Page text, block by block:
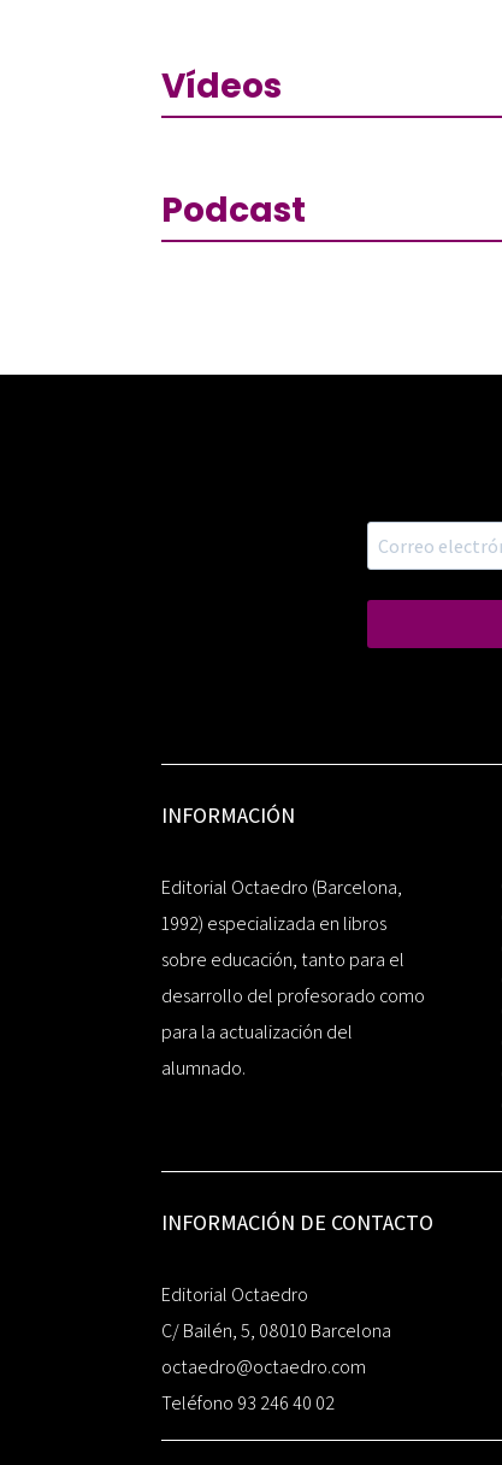
Vídeos
Podcast
INFORMACIÓN
Editorial Octaedro (Barcelona,
1992) especializada en libros
sobre educación, tanto para el
desarrollo del profesorado como
para la actualización del
alumnado.
INFORMACIÓN DE CONTACTO
Editorial Octaedro
C/ Bailén, 5, 08010 Barcelona
octaedro@octaedro.com
Teléfono 93 246 40 02